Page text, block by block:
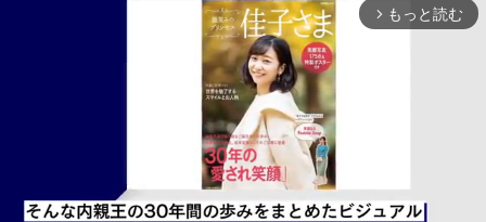
arrow_forward_ios もっと読む